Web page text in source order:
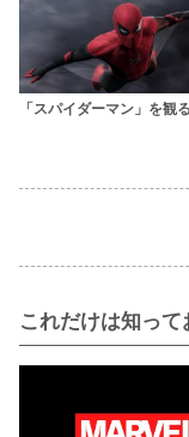
「スパイダーマン」を観
これだけは知っ